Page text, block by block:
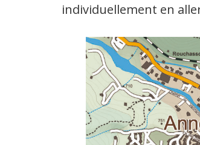
individuellement en